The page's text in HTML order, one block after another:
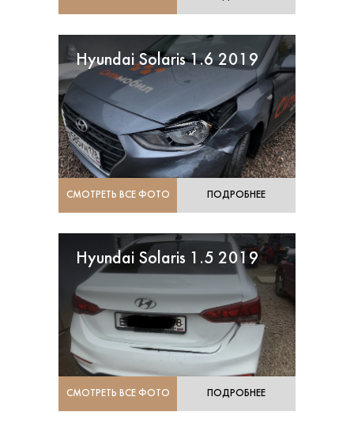
Hyundai Solaris 1.6 2019
СМОТРЕТЬ ВСЕ ФОТО ПОДРОБНЕЕ
Hyundai Solaris 1.5 2019
СМОТРЕТЬ ВСЕ ФОТО ПОДРОБНЕЕ